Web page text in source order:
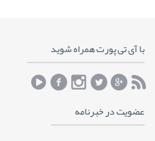
با آی تی پورت همراه شوید
عضویت در خبرنامه